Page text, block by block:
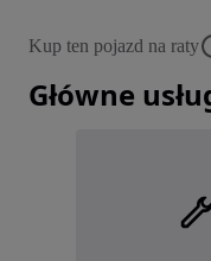
Kup ten pojazd na raty
Główne